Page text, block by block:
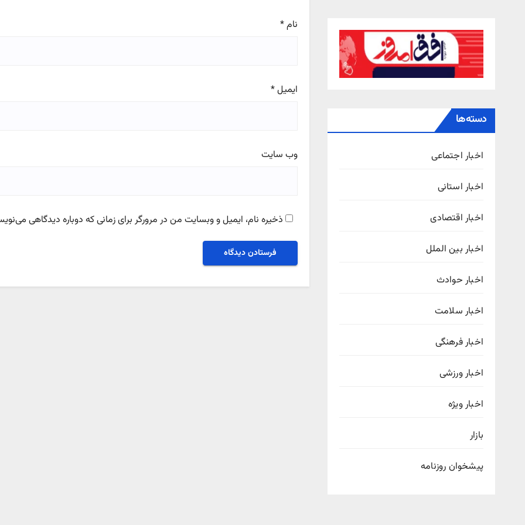
دسته‌ها
اخبار اجتماعی
اخبار استانی
اخبار اقتصادی
اخبار بین الملل
اخبار حوادث
اخبار سلامت
اخبار فرهنگی
اخبار ورزشی
اخبار ویژه
بازار
پیشخوان روزنامه
نام*
ایمیل*
وب‌ سایت
ذخیره نام، ایمیل و وبسایت من در مرورگر برای زمانی که دوباره دیدگاهی